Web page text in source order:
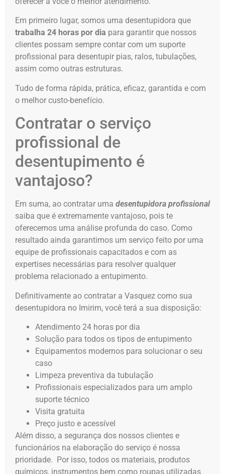
Em primeiro lugar, somos uma desentupidora que
trabalha 24 horas por dia para garantir que nossos
clientes possam sempre contar com um suporte
profissional para desentupir pias, ralos, tubulações,
assim como outras estruturas.
Tudo de forma rápida, prática, eficaz, garantida e com
o melhor custo-benefício.
Contratar o serviço
profissional de
desentupimento é
vantajoso?
Em suma, ao contratar uma desentupidora profissional
saiba que é extremamente vantajoso, pois te
oferecemos uma análise profunda do caso. Como
resultado ainda garantimos um serviço feito por uma
equipe de profissionais capacitados e com as
expertises necessárias para resolver qualquer
problema relacionado a entupimento.
Definitivamente ao contratar a Vasquez como sua
desentupidora no Imirim, você terá a sua disposição:
Atendimento 24 horas por dia
Solução para todos os tipos de entupimento
Equipamentos modernos para solucionar o seu
caso
Limpeza preventiva da tubulação
Profissionais especializados para um amplo
suporte técnico
Visita gratuita
Preço justo e acessível
Além disso, a segurança dos nossos clientes e
funcionários na elaboração do serviço é nossa
prioridade. Por isso, todos os materiais, produtos
químicos, instrumentos bem como roupas utilizadas